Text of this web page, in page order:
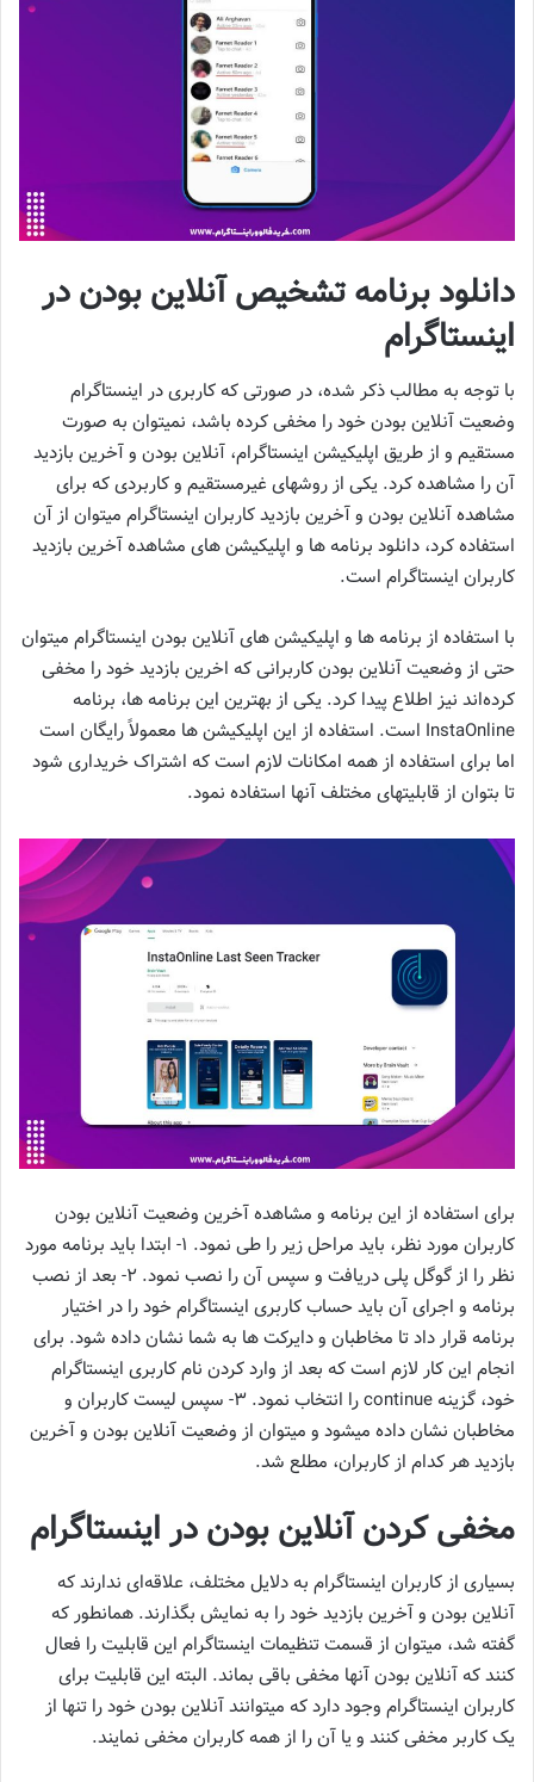
دانلود برنامه تشخیص آنلاین بودن در
اینستاگرام
با توجه به مطالب ذکر شده، در صورتی که کاربری در اینستاگرام
وضعیت آنلاین بودن خود را مخفی کرده باشد، نمیتوان به صورت
مستقیم و از طریق اپلیکیشن اینستاگرام، آنلاین بودن و آخرین بازدید
آن را مشاهده کرد. یکی از روشهای غیرمستقیم و کاربردی که برای
مشاهده آنلاین بودن و آخرین بازدید کاربران اینستاگرام میتوان از آن
استفاده کرد، دانلود برنامه‌ ها و اپلیکیشن‌ های مشاهده آخرین بازدید
کاربران اینستاگرام است.
با استفاده از برنامه‌ ها و اپلیکیشن‌ های آنلاین بودن اینستاگرام میتوان
حتی از وضعیت آنلاین بودن کاربرانی که اخرین بازدید خود را مخفی
کرده‌اند نیز اطلاع پیدا کرد. یکی از بهترین این برنامه‌ ها، برنامه
InstaOnline است. استفاده از این اپلیکیشن‌ ها معمولاً رایگان است
اما برای استفاده از همه امکانات لازم است که اشتراک خریداری شود
تا بتوان از قابلیتهای مختلف آنها استفاده نمود.
برای استفاده از این برنامه و مشاهده آخرین وضعیت آنلاین بودن
کاربران مورد نظر، باید مراحل زیر را طی نمود. 1- ابتدا باید برنامه مورد
نظر را از گوگل پلی دریافت و سپس آن را نصب نمود. 2- بعد از نصب
برنامه و اجرای آن باید حساب کاربری اینستاگرام خود را در اختیار
برنامه قرار داد تا مخاطبان و دایرکت‌ ها به شما نشان داده شود. برای
انجام این کار لازم است که بعد از وارد کردن نام کاربری اینستاگرام
خود، گزینه continue را انتخاب نمود. 3- سپس لیست کاربران و
مخاطبان نشان داده میشود و میتوان از وضعیت آنلاین بودن و آخرین
بازدید هر کدام از کاربران، مطلع شد.
مخفی ‌کردن آنلاین بودن در اینستاگرام
بسیاری از کاربران اینستاگرام به دلایل مختلف، علاقه‌ای ندارند که
آنلاین بودن و آخرین بازدید خود را به نمایش بگذارند. همانطور که
گفته شد، میتوان از قسمت تنظیمات اینستاگرام این قابلیت را فعال
کنند که آنلاین بودن آنها مخفی باقی بماند. البته این قابلیت برای
کاربران اینستاگرام وجود دارد که میتوانند آنلاین بودن خود را تنها از
یک کاربر مخفی کنند و یا آن را از همه کاربران مخفی نمایند.